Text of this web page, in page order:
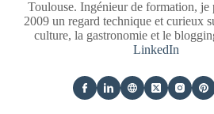
Toulouse. Ingénieur de formation, je
2009 un regard technique et curieux
culture, la gastronomie et le
LinkedIn